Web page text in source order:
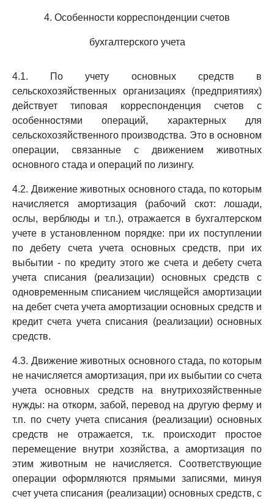
4. Особенности корреспонденции счетов
бухгалтерского учета
4.1. По учету основных средств в
сельскохозяйственных организациях (предприятиях)
действует типовая корреспонденция счетов с
особенностями операций, характерных для
сельскохозяйственного производства. Это в основном
операции, связанные с движением животных
основного стада и операций по лизингу.
4.2. Движение животных основного стада, по которым
начисляется амортизация (рабочий скот: лошади,
ослы, верблюды и т.п.), отражается в бухгалтерском
учете в установленном порядке: при их поступлении
по дебету счета учета основных средств, при их
выбытии - по кредиту этого же счета и дебету счета
учета списания (реализации) основных средств с
одновременным списанием числящейся амортизации
на дебет счета учета амортизации основных средств и
кредит счета учета списания (реализации) основных
средств.
4.3. Движение животных основного стада, по которым
не начисляется амортизация, при их выбытии со счета
учета основных средств на внутрихозяйственные
нужды: на откорм, забой, перевод на другую ферму и
т.п. по счету учета списания (реализации) основных
средств не отражается, т.к. происходит простое
перемещение внутри хозяйства, а амортизация по
этим животным не начисляется. Соответствующие
операции оформляются прямыми записями, минуя
счет учета списания (реализации) основных средств, с